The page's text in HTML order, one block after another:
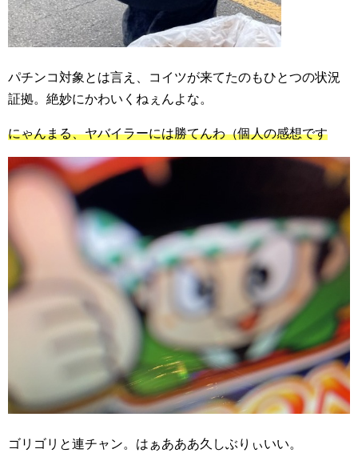
パチンコ対象とは言え、コイツが来てたのもひとつの状況
証拠。絶妙にかわいくねぇんよな。
にゃんまる、ヤバイラーには勝てんわ（個人の感想です
ゴリゴリと連チャン。はぁあああ久しぶりぃいい。